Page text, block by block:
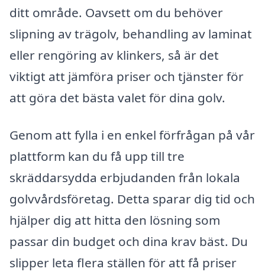
ditt område. Oavsett om du behöver
slipning av trägolv, behandling av laminat
eller rengöring av klinkers, så är det
viktigt att jämföra priser och tjänster för
att göra det bästa valet för dina golv.
Genom att fylla i en enkel förfrågan på vår
plattform kan du få upp till tre
skräddarsydda erbjudanden från lokala
golvvårdsföretag. Detta sparar dig tid och
hjälper dig att hitta den lösning som
passar din budget och dina krav bäst. Du
slipper leta flera ställen för att få priser